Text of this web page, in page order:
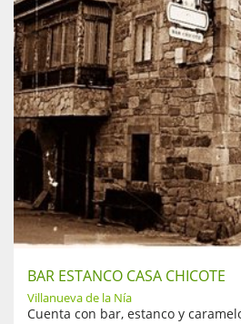
BAR ESTANCO CASA CHICOTE
Villanueva de la Nía
Cuenta con bar, estanco y